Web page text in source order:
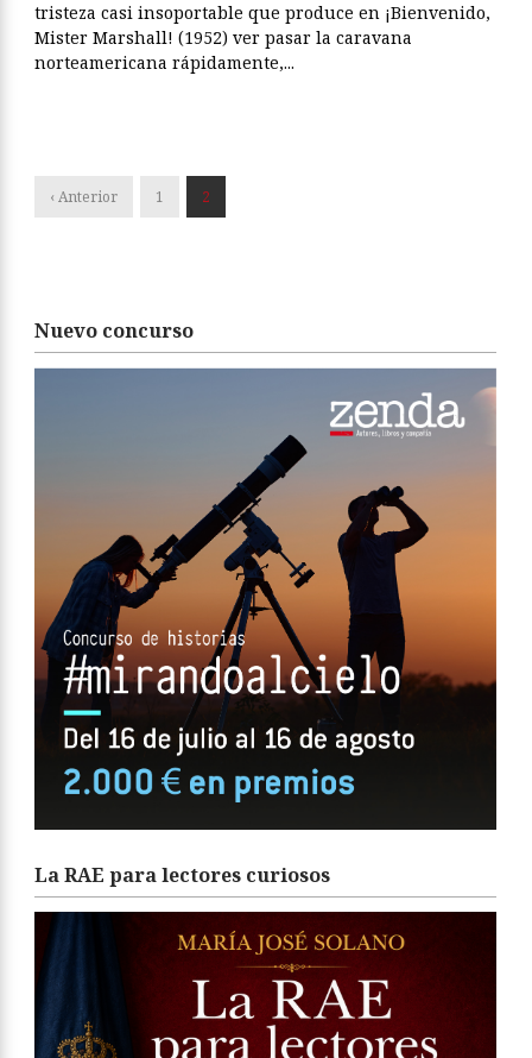
tristeza casi insoportable que produce en ¡Bienvenido,
Mister Marshall! (1952) ver pasar la caravana
norteamericana rápidamente,...
‹ Anterior 1 2
Nuevo concurso
La RAE para lectores curiosos